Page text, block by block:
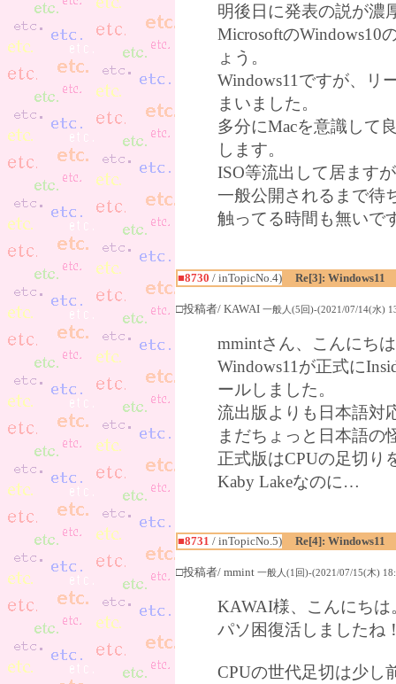
明後日に発表の説が濃
MicrosoftのWindows10
ょう。
Windows11ですが、リ
まいました。
多分にMacを意識して
します。
ISO等流出して居ます
一般公開されるまで待
触ってる時間も無いで
■8730 / inTopicNo.4) Re[3]: Windows11
□投稿者/ KAWAI 一般人(5回)-(2021/07/14(水)
mmintさん、こんにち
Windows11が正式に
ールしました。
流出版よりも日本語対
まだちょっと日本語の
正式版はCPUの足切り
Kaby Lakeなのに…
■8731 / inTopicNo.5) Re[4]: Windows11
□投稿者/ mmint 一般人(1回)-(2021/07/15(木)
KAWAI様、こんにちは
パソ困復活しましたね
CPUの世代足切は少し